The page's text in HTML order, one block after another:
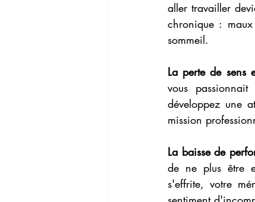
aller travailler
chronique : maux
sommeil.
La perte de sens
vous
développez une
mission
La baisse de
de ne plus être
s'effrite, votre